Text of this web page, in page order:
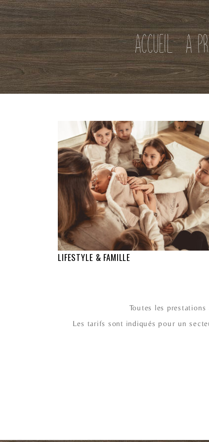
ACCUEIL A
LIFESTYLE & FAMILLE
Toutes les
Les tarifs sont indiqués pour un